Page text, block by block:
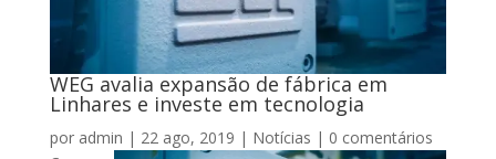
WEG avalia expansão de fábrica em
Linhares e investe em tecnologia
por admin | 22 ago, 2019 | Notícias | 0 comentários